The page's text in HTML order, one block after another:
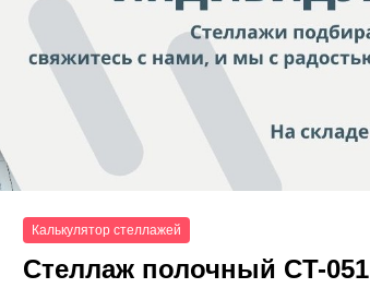
Калькулятор стеллажей
Стеллаж полочный СT-051